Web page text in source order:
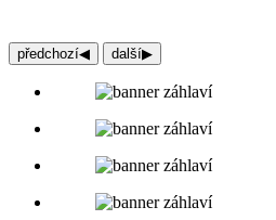
předchozí◀︎ další▶︎